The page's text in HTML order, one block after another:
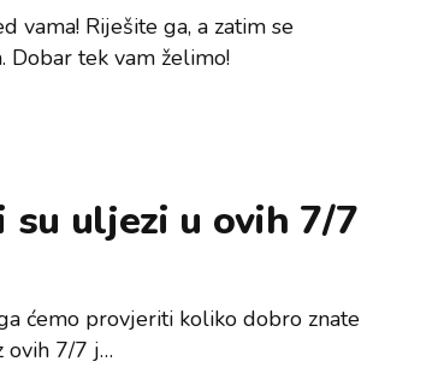
vama! Riješite ga, a zatim se
Dobar tek vam želimo!
su uljezi u ovih 7/7
ćemo provjeriti koliko dobro znate
ovih 7/7 j…